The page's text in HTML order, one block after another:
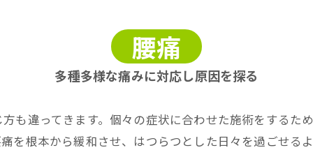
腰痛
多種多様な痛みに対応し原因を探る
も違ってきます。個々の症状に合わせた施術をするた
を根本から緩和させ、はつらつとした日々を過ごせる